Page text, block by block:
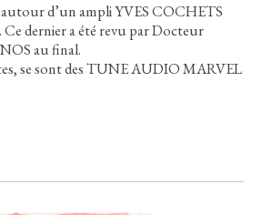
d’un ampli YVES COCHETS
Ce dernier a été revu par Docteur
au final.
se sont des TUNE AUDIO MARVEL